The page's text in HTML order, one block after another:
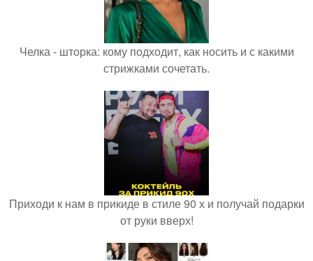
Челка - шторка: кому подходит, как носить и с какими
стрижками сочетать.
Приходи к нам в прикиде в стиле 90 х и получай подарки
от руки вверх!